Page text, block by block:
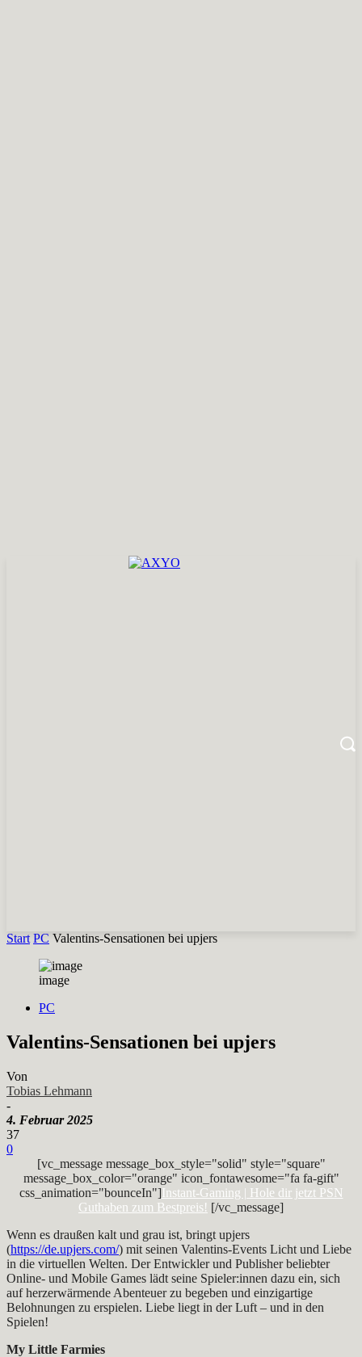
Start PC Valentins-Sensationen bei upjers
image
PC
Valentins-Sensationen bei upjers
Von
Tobias Lehmann
-
4. Februar 2025
37
0
[vc_message message_box_style="solid" style="square"
message_box_color="orange" icon_fontawesome="fa fa-gift"
css_animation="bounceIn"]Instant-Gaming | Hole dir jetzt PSN
Guthaben zum Bestpreis! [/vc_message]
Wenn es draußen kalt und grau ist, bringt upjers
(https://de.upjers.com/) mit seinen Valentins-Events Licht und Liebe
in die virtuellen Welten. Der Entwickler und Publisher beliebter
Online- und Mobile Games lädt seine Spieler:innen dazu ein, sich
auf herzerwärmende Abenteuer zu begeben und einzigartige
Belohnungen zu erspielen. Liebe liegt in der Luft – und in den
Spielen!
My Little Farmies